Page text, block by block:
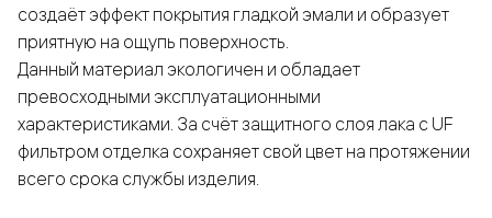
создаёт эффект покрытия гладкой эмали и образует
приятную на ощупь поверхность.
Данный материал экологичен и обладает
превосходными эксплуатационными
характеристиками. За счёт защитного слоя лака с UF
фильтром отделка сохраняет свой цвет на протяжении
всего срока службы изделия.